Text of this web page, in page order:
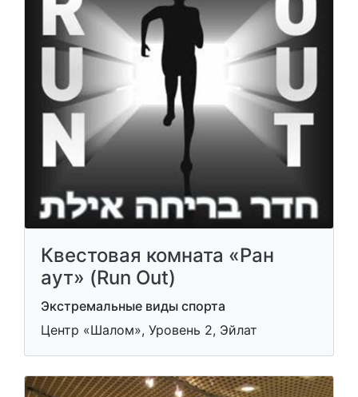
Квестовая комната «Ран
аут» (Run Out)
Экстремальные виды спорта
Центр «Шалом», Уровень 2, Эйлат